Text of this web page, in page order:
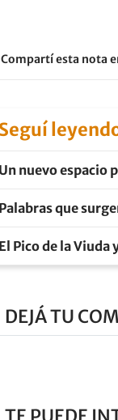
Compartí esta nota
Seguí
Un nuevo espacio
Palabras que
El Pico de la Viuda
DEJÁ TU